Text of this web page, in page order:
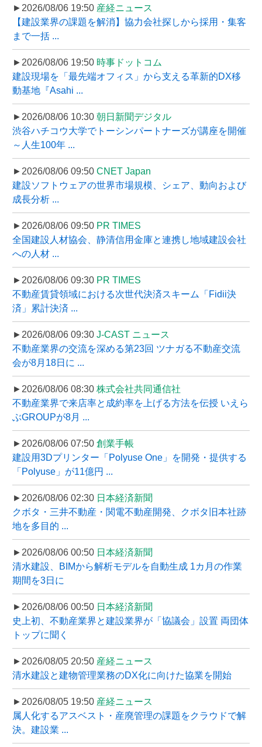
►2026/08/06 19:50 産経ニュース
【建設業界の課題を解消】協力会社探しから採用・集客
まで一括 ...
►2026/08/06 19:50 時事ドットコム
建設現場を「最先端オフィス」から支える革新的DX移
動基地『Asahi ...
►2026/08/06 10:30 朝日新聞デジタル
渋谷ハチコウ大学でトーシンパートナーズが講座を開催
～人生100年 ...
►2026/08/06 09:50 CNET Japan
建設ソフトウェアの世界市場規模、シェア、動向および
成長分析 ...
►2026/08/06 09:50 PR TIMES
全国建設人材協会、静清信用金庫と連携し地域建設会社
への人材 ...
►2026/08/06 09:30 PR TIMES
不動産賃貸領域における次世代決済スキーム「Fidii決
済」累計決済 ...
►2026/08/06 09:30 J-CAST ニュース
不動産業界の交流を深める第23回 ツナガる不動産交流
会が8月18日に ...
►2026/08/06 08:30 株式会社共同通信社
不動産業界で来店率と成約率を上げる方法を伝授 いえら
ぶGROUPが8月 ...
►2026/08/06 07:50 創業手帳
建設用3Dプリンター「Polyuse One」を開発・提供する
「Polyuse」が11億円 ...
►2026/08/06 02:30 日本経済新聞
クボタ・三井不動産・関電不動産開発、クボタ旧本社跡
地を多目的 ...
►2026/08/06 00:50 日本経済新聞
清水建設、BIMから解析モデルを自動生成 1カ月の作業
期間を3日に
►2026/08/06 00:50 日本経済新聞
史上初、不動産業界と建設業界が「協議会」設置 両団体
トップに聞く
►2026/08/05 20:50 産経ニュース
清水建設と建物管理業務のDX化に向けた協業を開始
►2026/08/05 19:50 産経ニュース
属人化するアスベスト・産廃管理の課題をクラウドで解
決。建設業 ...